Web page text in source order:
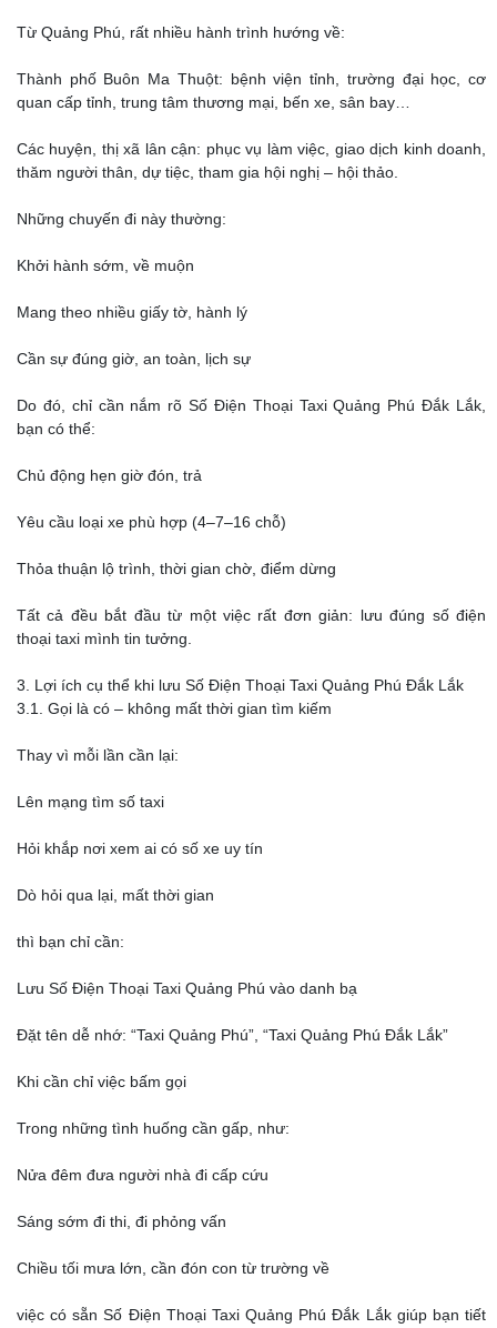
Từ Quảng Phú, rất nhiều hành trình hướng về:
Thành phố Buôn Ma Thuột: bệnh viện tỉnh, trường đại học, cơ
quan cấp tỉnh, trung tâm thương mại, bến xe, sân bay…
Các huyện, thị xã lân cận: phục vụ làm việc, giao dịch kinh doanh,
thăm người thân, dự tiệc, tham gia hội nghị – hội thảo.
Những chuyến đi này thường:
Khởi hành sớm, về muộn
Mang theo nhiều giấy tờ, hành lý
Cần sự đúng giờ, an toàn, lịch sự
Do đó, chỉ cần nắm rõ Số Điện Thoại Taxi Quảng Phú Đắk Lắk,
bạn có thể:
Chủ động hẹn giờ đón, trả
Yêu cầu loại xe phù hợp (4–7–16 chỗ)
Thỏa thuận lộ trình, thời gian chờ, điểm dừng
Tất cả đều bắt đầu từ một việc rất đơn giản: lưu đúng số điện
thoại taxi mình tin tưởng.
3. Lợi ích cụ thể khi lưu Số Điện Thoại Taxi Quảng Phú Đắk Lắk
3.1. Gọi là có – không mất thời gian tìm kiếm
Thay vì mỗi lần cần lại:
Lên mạng tìm số taxi
Hỏi khắp nơi xem ai có số xe uy tín
Dò hỏi qua lại, mất thời gian
thì bạn chỉ cần:
Lưu Số Điện Thoại Taxi Quảng Phú vào danh bạ
Đặt tên dễ nhớ: “Taxi Quảng Phú”, “Taxi Quảng Phú Đắk Lắk”
Khi cần chỉ việc bấm gọi
Trong những tình huống cần gấp, như:
Nửa đêm đưa người nhà đi cấp cứu
Sáng sớm đi thi, đi phỏng vấn
Chiều tối mưa lớn, cần đón con từ trường về
việc có sẵn Số Điện Thoại Taxi Quảng Phú Đắk Lắk giúp bạn tiết